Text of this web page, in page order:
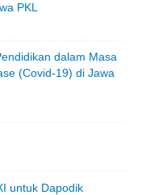
PKL
dalam Masa
(Covid-19) di Jawa
untuk Dapodik